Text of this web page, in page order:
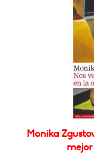
Monika